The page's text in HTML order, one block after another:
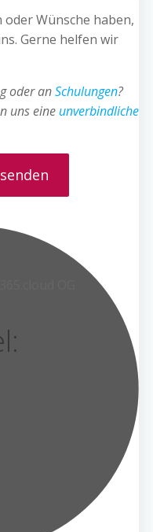
Wünsche haben,
Gerne helfen wir
oder anSchulungen?
uns eine unverbindliche
OG